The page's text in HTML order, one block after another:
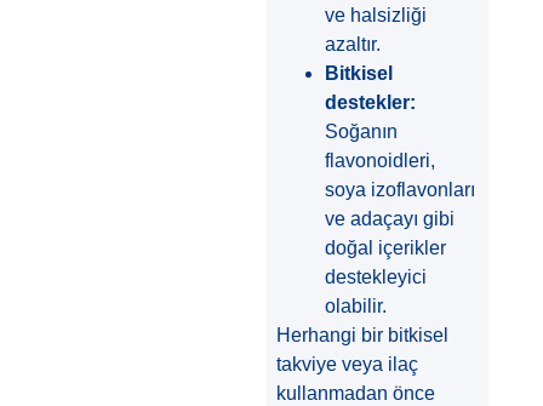
ve halsizliği
azaltır.
Bitkisel
destekler:
Soğanın
flavonoidleri,
soya izoflavonları
ve adaçayı gibi
doğal içerikler
destekleyici
olabilir.
Herhangi bir bitkisel
takviye veya ilaç
kullanmadan önce